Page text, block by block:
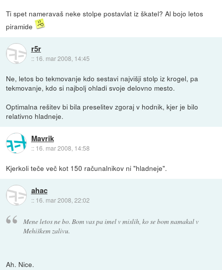
Ti spet nameravaš neke stolpe postavlat iz škatel? Al bojo letos
piramide
r5r
:: 16. mar 2008, 14:45
Ne, letos bo tekmovanje kdo sestavi najvišji stolp iz krogel, pa
tekmovanje, kdo si najbolj ohladi svoje delovno mesto.
Optimalna rešitev bi bila preselitev zgoraj v hodnik, kjer je bilo
relativno hladneje.
Mavrik
:: 16. mar 2008, 14:58
Kjerkoli teče več kot 150 računalnikov ni "hladneje".
ahac
:: 16. mar 2008, 22:02
Mene letos ne bo. Bom vas pa imel v mislih, ko se bom namakal v
Mehiškem zalivu.
Ah. Nice.